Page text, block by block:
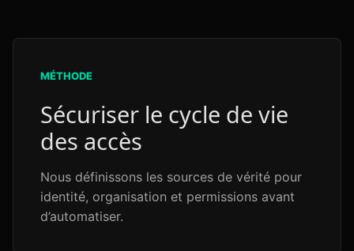
MÉTHODE
Sécuriser le cycle de vie
des accès
Nous définissons les sources de vérité pour
identité, organisation et permissions avant
d’automatiser.